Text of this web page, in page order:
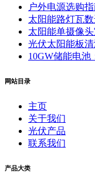
户外电源选购
太阳能路灯瓦
太阳能单摄像
光伏太阳能板
10GW储能电池
网站目录
主页
关于我们
光伏产品
联系我们
产品大类